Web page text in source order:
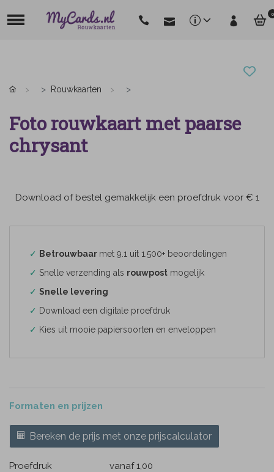
0
Rouwkaarten
Foto rouwkaart met paarse
chrysant
Download of bestel gemakkelijk een proefdruk voor € 1
✓ Betrouwbaar met 9.1 uit 1.500+ beoordelingen
✓ Snelle verzending als rouwpost mogelijk
✓ Snelle levering
✓ Download een digitale proefdruk
✓ Kies uit mooie papiersoorten en enveloppen
Formaten en prijzen
Bereken de prijs met onze prijscalculator
Proefdruk
vanaf 1,00